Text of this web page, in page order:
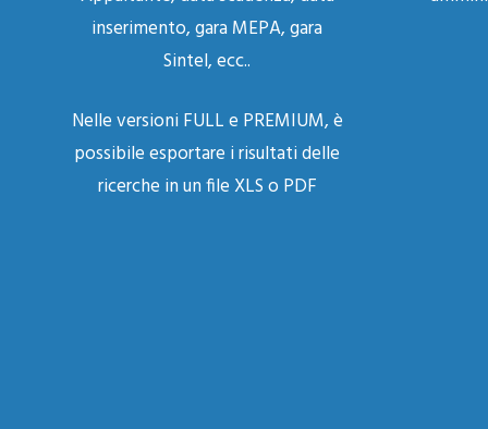
inserimento, gara MEPA, gara
Sintel, ecc..
Nelle versioni FULL e PREMIUM, è
possibile esportare i risultati delle
ricerche in un file XLS o PDF